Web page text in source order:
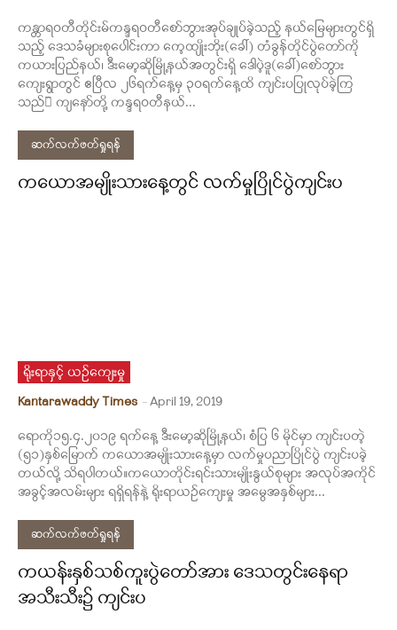
ကန္တာရဝတီတိုင်းမ်ကန္ဒရဝတီစော်ဘွားအုပ်ချုပ်ခဲ့သည့် နယ်မြေများတွင်ရှိ
သည့် ဒေသခံများစုပေါင်းကာ ကေ့ထျိုးဘိုး(ခေါ်) တံခွန်တိုင်ပွဲတော်ကို
ကယားပြည်နယ်၊ ဒီးမော့ဆိုမြို့နယ်အတွင်းရှိ ဒေါပဲ့ဒူ(ခေါ်)စော်ဘွား
ကျေးရွာတွင် ဧပြီလ ၂၆ရက်နေ့မှ ၃ဝရက်နေ့ထိ ကျင်းပပြုလုပ်ခဲ့ကြ
သည်။̏ ကျနော်တို့ ကန္ဒရဝတီနယ်...
ဆက်လက်ဖတ်ရှုရန်
ကယောအမျိုးသားနေ့တွင် လက်မှုပြိုင်ပွဲကျင်းပ
ရိုးရာနှင့် ယဉ်ကျေးမှု
Kantarawaddy Times -April 19, 2019
ရောကို၁၅.၄.၂၀၁၉ ရက်နေ့ ဒီးမော့ဆိုမြို့နယ်၊ စံပြ ၆ မိုင်မှာ ကျင်းပတဲ့
(၅၁)နှစ်မြောက် ကယောအမျိုးသားနေ့မှာ လက်မှုပညာပြိုင်ပွဲ ကျင်းပခဲ့
တယ်လို့ သိရပါတယ်။ကယောတိုင်းရင်းသားမျိုးနွယ်စုများ အလုပ်အကိုင်
အခွင့်အလမ်းများ ရရှိရန်နဲ့ ရိုးရာယဉ်ကျေးမှု အမွေအနှစ်များ...
ဆက်လက်ဖတ်ရှုရန်
ကယန်းနှစ်သစ်ကူးပွဲတော်အား ဒေသတွင်းနေရာ
အသီးသီး၌ ကျင်းပ